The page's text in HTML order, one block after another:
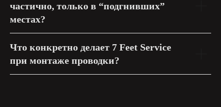
частично, только в “подгнивших”
местах?
Что конкретно делает 7 Feet Service
при монтаже проводки?